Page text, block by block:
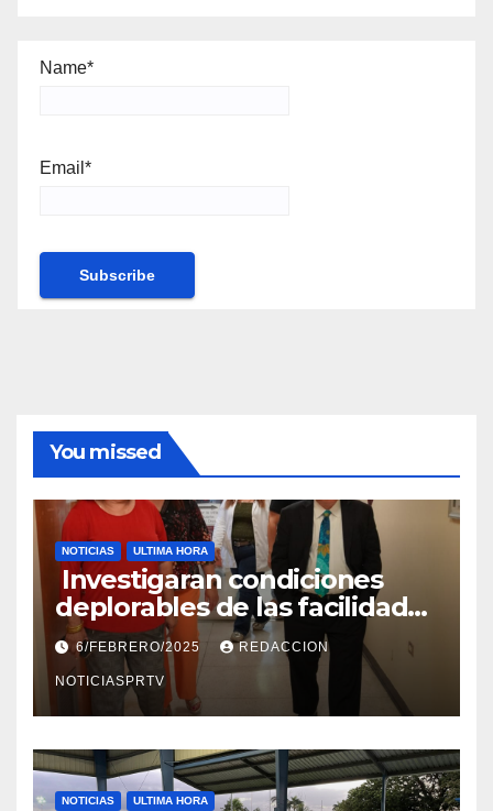
Name*
Email*
You missed
NOTICIAS ULTIMA HORA
Investigaran condiciones
deplorables de las facilidades
el Departamento de la Salud
en Mayagüez
6/FEBRERO/2025 REDACCION
NOTICIASPRTV
NOTICIAS ULTIMA HORA